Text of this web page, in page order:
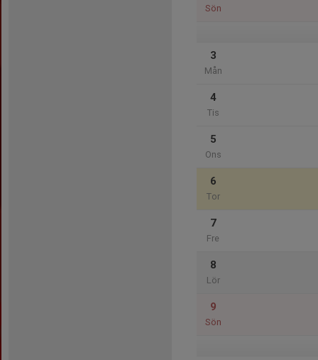
Sön
3
Mån
4
Tis
5
Ons
6
Tor
7
Fre
8
Lör
9
Sön